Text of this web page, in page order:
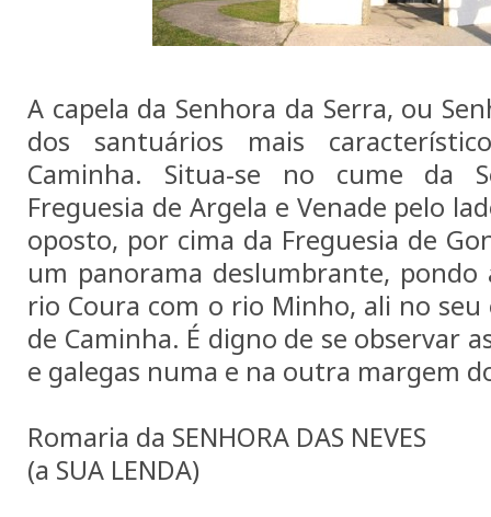
A capela da Senhora da Serra, ou
dos santuários mais
Caminha. Situa-se no cume da
Freguesia de Argela e Venade pelo
oposto, por cima da Freguesia de
um panorama deslumbrante,
rio Coura com o rio Minho, ali no
de Caminha. É digno de se observar
e galegas numa e na outra margem
Romaria da SENHORA DAS NEVES
(a SUA LENDA)